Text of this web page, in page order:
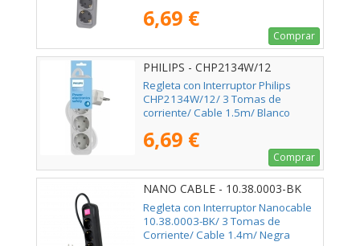
6,69 €
Comprar
PHILIPS - CHP2134W/12
Regleta con Interruptor Philips
CHP2134W/12/ 3 Tomas de
corriente/ Cable 1.5m/ Blanco
6,69 €
Comprar
NANO CABLE - 10.38.0003-BK
Regleta con Interruptor Nanocable
10.38.0003-BK/ 3 Tomas de
Corriente/ Cable 1.4m/ Negra